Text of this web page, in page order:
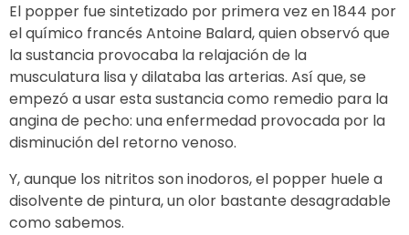
El popper fue sintetizado por primera vez en 1844 por
el químico francés Antoine Balard, quien observó que
la sustancia provocaba la relajación de la
musculatura lisa y dilataba las arterias. Así que, se
empezó a usar esta sustancia como remedio para la
angina de pecho: una enfermedad provocada por la
disminución del retorno venoso.
Y, aunque los nitritos son inodoros, el popper huele a
disolvente de pintura, un olor bastante desagradable
como sabemos.